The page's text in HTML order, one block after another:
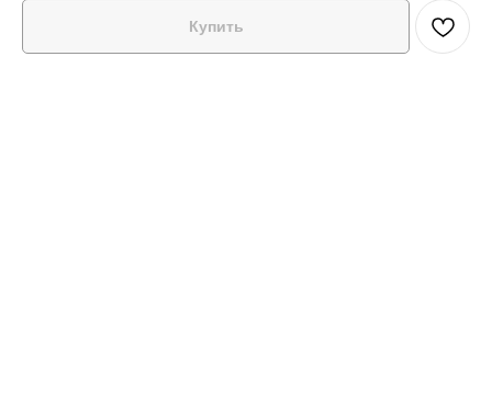
Купить